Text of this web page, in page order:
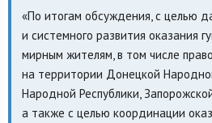
«По итогам обсуждения, с целью
и системного развития оказания
мирным жителям, в том числе
на территории Донецкой
Народной Республики,
а также с целью координации